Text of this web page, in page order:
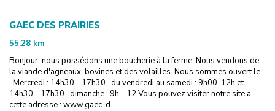
GAEC DES PRAIRIES
55.28 km
Bonjour, nous possédons une boucherie à la ferme. Nous vendons de
la viande d'agneaux, bovines et des volailles. Nous sommes ouvert le :
-Mercredi : 14h30 - 17h30 -du vendredi au samedi : 9h00-12h et
14h30 - 17h30 -dimanche : 9h - 12 Vous pouvez visiter notre site a
cette adresse : www.gaec-d...